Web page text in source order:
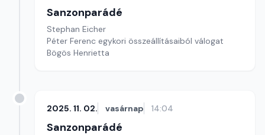
Sanzonparádé
Stephan Eicher
Péter Ferenc egykori összeállításaiból válogat
Bögös Henrietta
2025. 11. 02. vasárnap 14:04
Sanzonparádé